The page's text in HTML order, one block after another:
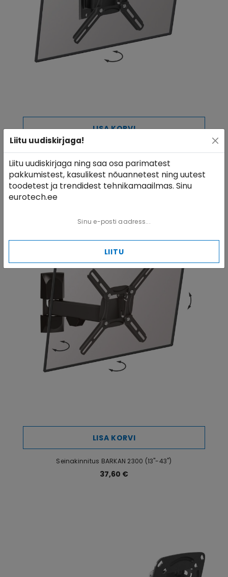
Garantii Eluaegne
Värv
Pakendi mõõtmed (L x
K x S) cm
28,7 x 6 x 19,7 cm
LISA KORVI
Seinakinnitus BARKAN 2200 (13"-43")
33,53 €
LISA KORVI
Seinakinnitus BARKAN 2300 (13"-43")
37,60 €
Liitu uudiskirjaga!
Liitu uudiskirjaga ning saa osa parimatest
pakkumistest, kasulikest nõuannetest ning uutest
toodetest ja trendidest tehnikamaailmas. Sinu
eurotech.ee
LIITU